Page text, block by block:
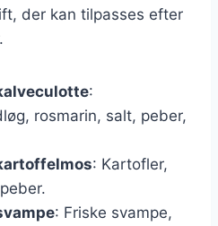
der kan tilpasses efter
:
rosmarin, salt, peber,
: Kartofler,
: Friske svampe,